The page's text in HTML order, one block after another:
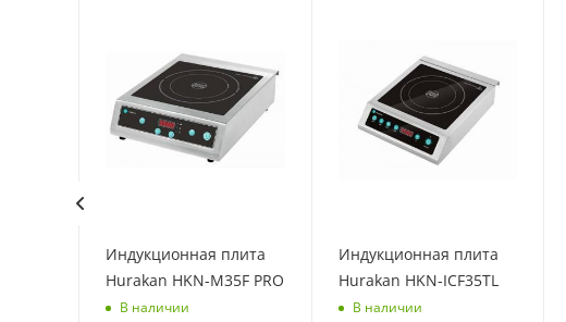
Индукционная плита
Hurakan HKN-M35F PRO
В наличии
Индукционная плита
Hurakan HKN-ICF35TL
В наличии